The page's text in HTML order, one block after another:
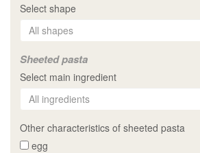
Select shape
Sheeted pasta
Select main ingredient
Other characteristics of sheeted pasta
egg